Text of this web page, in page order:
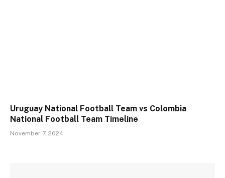
Uruguay National Football Team vs Colombia
National Football Team Timeline
November 7, 2024